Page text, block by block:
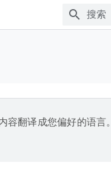
翻译成您偏好的语言。